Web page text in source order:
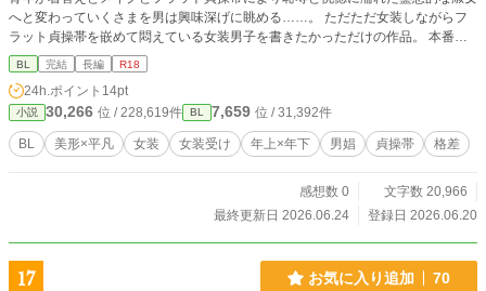
へと変わっていくさまを男は興味深げに眺める……。 ただただ女装しながらフ
ラット貞操帯を嵌めて悶えている女装男子を書きたかっただけの作品。 本番な
し、女装とフラット貞操帯重点。 ※本作はノクターンノベルとpixivで掲載して
いる作品をアルファポリスように修正した作品です。
BL 完結 長編 R18
24h.ポイント 14pt
小説 30,266 位 / 228,619件 BL 7,659 位 / 31,392件
BL 美形×平凡 女装 女装受け 年上×年下 男娼 貞操帯 格差
感想数 0
文字数 20,966
最終更新日 2026.06.24
登録日 2026.06.20
17 お気に入り追加 70